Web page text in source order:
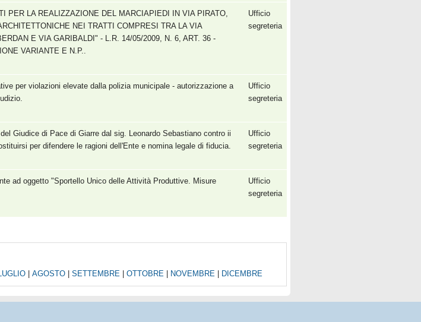
PER LA REALIZZAZIONE DEL MARCIAPIEDI IN VIA PIRATO,
NEI TRATTI COMPRESI TRA LA VIA
E VIA GARIBALDI" - L.R. 14/05/2009, N. 6, ART. 36 -
VARIANTE E N.P..
Ufficio
segreteria
per violazioni elevate dalla polizia municipale - autorizzazione a
Ufficio
segreteria
Giudice di Pace di Giarre dal sig. Leonardo Sebastiano contro ii
per difendere le ragioni dell'Ente e nomina legale di fiducia.
Ufficio
segreteria
ad oggetto "Sportello Unico delle Attività Produttive. Misure
Ufficio
segreteria
AGOSTO SETTEMBRE OTTOBRE NOVEMBRE DICEMBRE